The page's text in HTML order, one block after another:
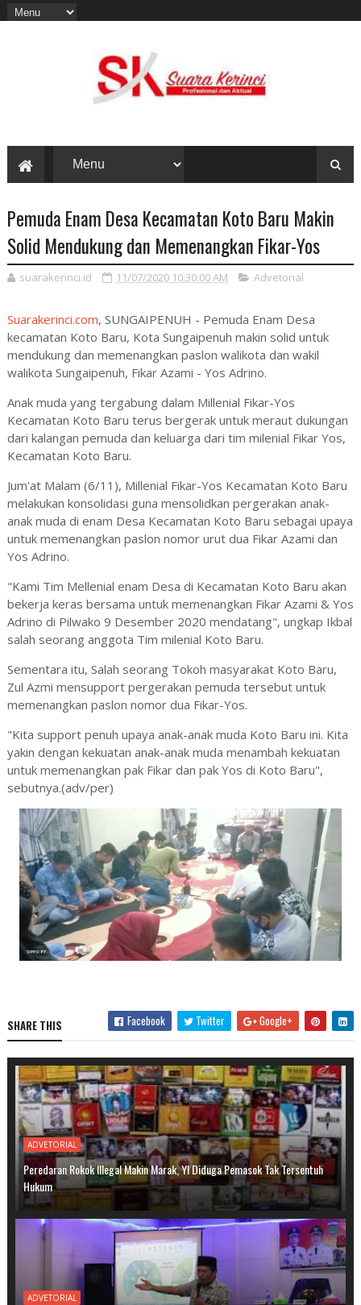
Pemuda Enam Desa Kecamatan Koto Baru Makin
Solid Mendukung dan Memenangkan Fikar-Yos
suarakerinci.id 11/07/2020 10:30:00 AM Advetorial
Suarakerinci.com, SUNGAIPENUH - Pemuda Enam Desa
kecamatan Koto Baru, Kota Sungaipenuh makin solid untuk
mendukung dan memenangkan paslon walikota dan wakil
walikota Sungaipenuh, Fikar Azami - Yos Adrino.
Anak muda yang tergabung dalam Millenial Fikar-Yos
Kecamatan Koto Baru terus bergerak untuk meraut dukungan
dari kalangan pemuda dan keluarga dari tim milenial Fikar Yos,
Kecamatan Koto Baru.
Jum'at Malam (6/11), Millenial Fikar-Yos Kecamatan Koto Baru
melakukan konsolidasi guna mensolidkan pergerakan anak-
anak muda di enam Desa Kecamatan Koto Baru sebagai upaya
untuk memenangkan paslon nomor urut dua Fikar Azami dan
Yos Adrino.
"Kami Tim Mellenial enam Desa di Kecamatan Koto Baru akan
bekerja keras bersama untuk memenangkan Fikar Azami & Yos
Adrino di Pilwako 9 Desember 2020 mendatang", ungkap Ikbal
salah seorang anggota Tim milenial Koto Baru.
Sementara itu, Salah seorang Tokoh masyarakat Koto Baru,
Zul Azmi mensupport pergerakan pemuda tersebut untuk
memenangkan paslon nomor dua Fikar-Yos.
"Kita support penuh upaya anak-anak muda Koto Baru ini. Kita
yakin dengan kekuatan anak-anak muda menambah kekuatan
untuk memenangkan pak Fikar dan pak Yos di Koto Baru",
sebutnya.(adv/per)
SHARE THIS Facebook Twitter Google+
ADVETORIAL
Peredaran Rokok Illegal Makin Marak, YI Diduga Pemasok Tak Tersentuh
Hukum
ADVETORIAL